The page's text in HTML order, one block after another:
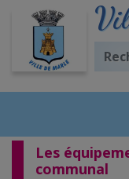
Les
communal